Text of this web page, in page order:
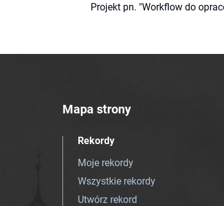
Projekt pn. "Workflow do
Mapa strony
Rekordy
Moje rekordy
Wszystkie rekordy
Utwórz rekord